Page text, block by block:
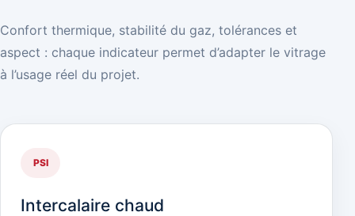
Confort thermique, stabilité du gaz, tolérances et
aspect : chaque indicateur permet d’adapter le vitrage
à l’usage réel du projet.
PSI
Intercalaire chaud